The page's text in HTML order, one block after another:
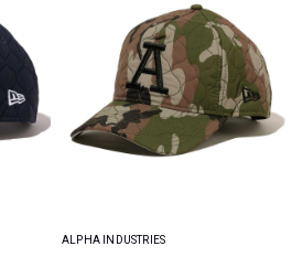
ALPHA INDUSTRIES